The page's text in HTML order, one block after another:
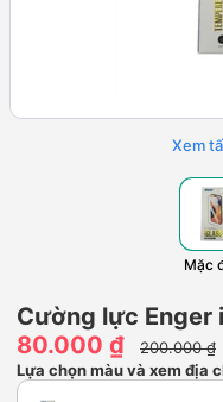
Xem
Mặc
Cường lực Enger
80.000 ₫
200.000 ₫
Lựa chọn màu và xem địa